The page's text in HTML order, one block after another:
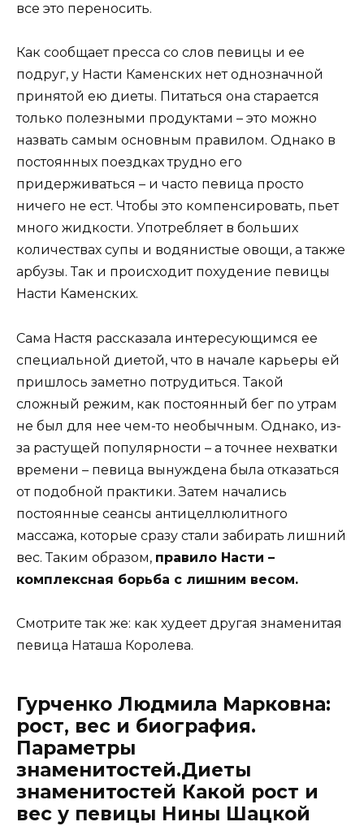
все это переносить.
Как сообщает пресса со слов певицы и ее
подруг, у Насти Каменских нет однозначной
принятой ею диеты. Питаться она старается
только полезными продуктами – это можно
назвать самым основным правилом. Однако в
постоянных поездках трудно его
придерживаться – и часто певица просто
ничего не ест. Чтобы это компенсировать, пьет
много жидкости. Употребляет в больших
количествах супы и водянистые овощи, а также
арбузы. Так и происходит похудение певицы
Насти Каменских.
Сама Настя рассказала интересующимся ее
специальной диетой, что в начале карьеры ей
пришлось заметно потрудиться. Такой
сложный режим, как постоянный бег по утрам
не был для нее чем-то необычным. Однако, из-
за растущей популярности – а точнее нехватки
времени – певица вынуждена была отказаться
от подобной практики. Затем начались
постоянные сеансы антицеллюлитного
массажа, которые сразу стали забирать лишний
вес. Таким образом, правило Насти –
комплексная борьба с лишним весом.
Смотрите так же: как худеет другая знаменитая
певица Наташа Королева.
Гурченко Людмила Марковна:
рост, вес и биография.
Параметры
знаменитостей.Диеты
знаменитостей Какой рост и
вес у певицы Нины Шацкой